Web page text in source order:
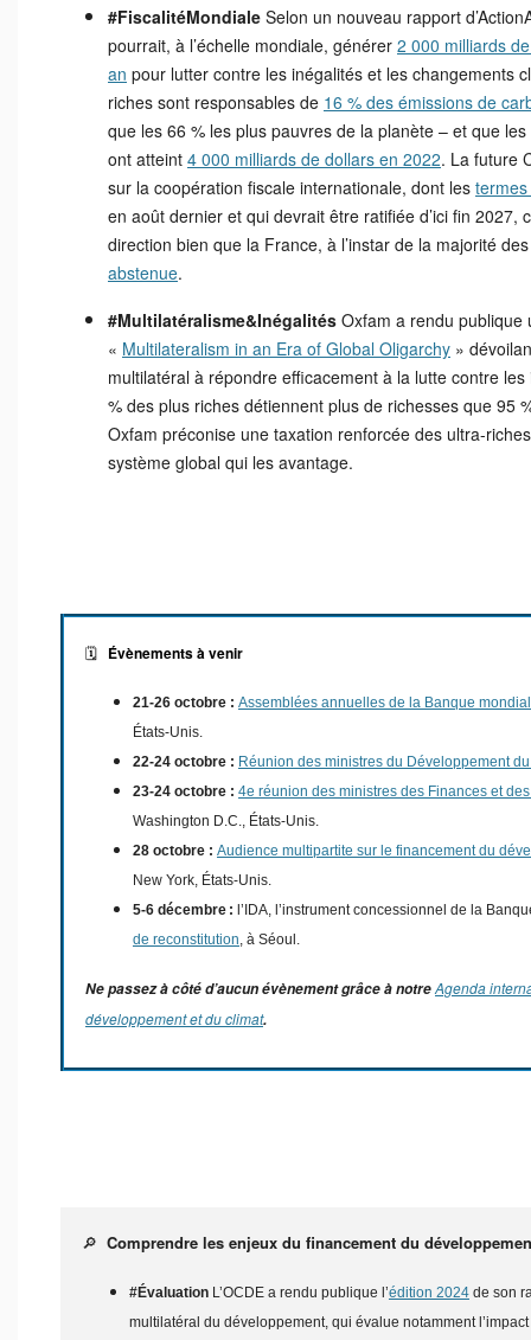
#FiscalitéMondiale Selon un nouveau rapport
pourrait, à l’échelle mondiale, générer 2 000 milliards
an pour lutter contre les inégalités et les changements
riches sont responsables de 16 % des émissions de
que les 66 % les plus pauvres de la planète – et que
ont atteint 4 000 milliards de dollars en 2022. La future
sur la coopération fiscale internationale, dont les
en août dernier et qui devrait être ratifiée d’ici fin 2027,
direction bien que la France, à l’instar de la majorité
abstenue.
#Multilatéralisme&Inégalités Oxfam a rendu publique
« Multilateralism in an Era of Global Oligarchy »
multilatéral à répondre efficacement à la lutte contre les
% des plus riches détiennent plus de richesses que 95
Oxfam préconise une taxation renforcée des ultra-
système global qui les avantage.
🗓️ Évènements à venir
21-26 octobre : Assemblées annuelles de la Banque
États-Unis.
22-24 octobre : Réunion des ministres du Développement
23-24 octobre : 4e réunion des ministres des Finances et
Washington D.C., États-Unis.
28 octobre : Audience multipartite sur le financement du
New York, États-Unis.
5-6 décembre : l’IDA, l’instrument concessionnel de la
de reconstitution, à Séoul.
Ne passez à côté d’aucun évènement grâce à notreAgenda
développement et du climat.
🔎 Comprendre les enjeux du financement du
#Évaluation L’OCDE a rendu publique l’édition 2024 de son
multilatéral du développement, qui évalue notamment